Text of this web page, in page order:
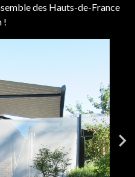
des Hauts-de-France
!